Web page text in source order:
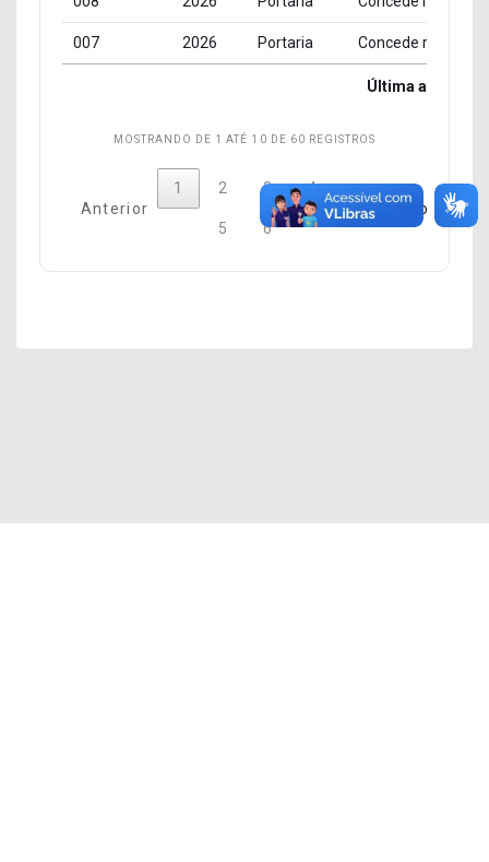
Última atualização: 06/08/
007 2026 Portaria
Última
MOSTRANDO DE 1 ATÉ 10 DE 60 REGISTROS
Anterior
1 2 3 4
5 6
Próximo